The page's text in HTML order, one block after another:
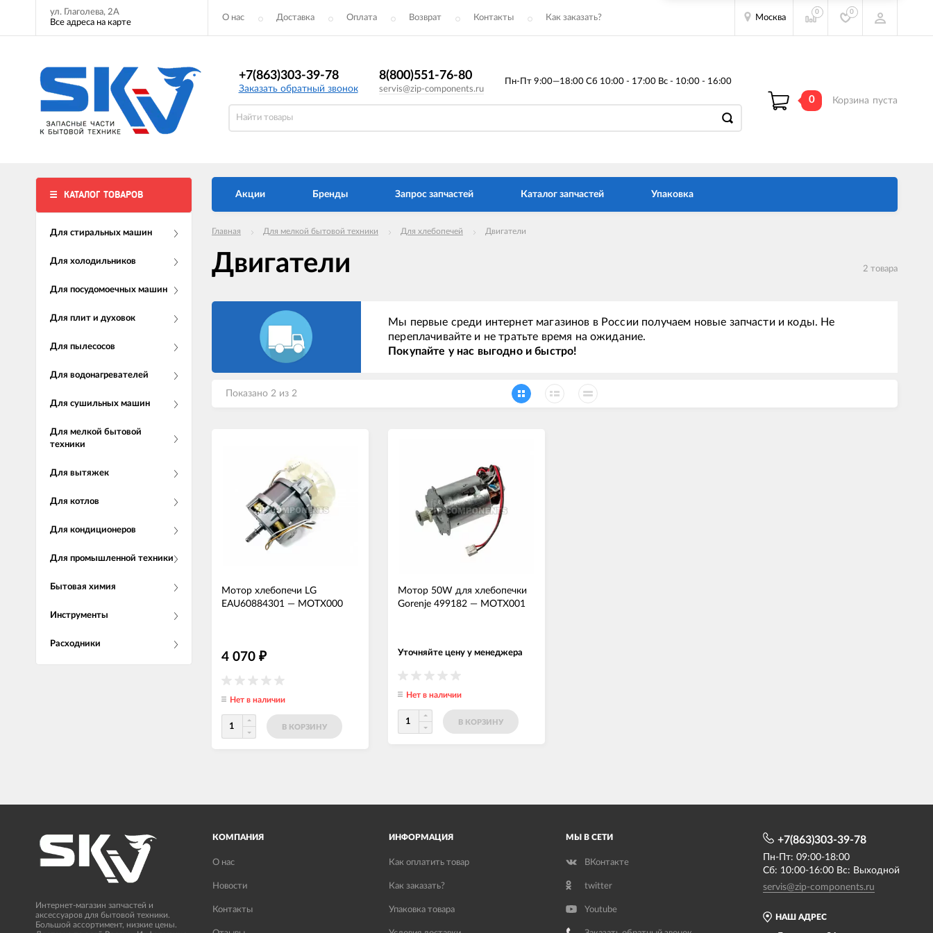
ул. Глаголева, 2А
Все адреса на карте
О нас Доставка Оплата Возврат Контакты Как заказать? Москва
0 0
+7(863)303-39-78
Заказать обратный звонок
8(800)551-76-80
servis@zip-components.ru
Пн-Пт 9:00—18:00 Сб 10:00 - 17:00 Вс - 10:00 - 16:00
0 Корзина пуста
КАТАЛОГ ТОВАРОВ
Для стиральных машин
Для холодильников
Для посудомоечных машин
Для плит и духовок
Для пылесосов
Для водонагревателей
Для сушильных машин
Для мелкой бытовой
техники
Для вытяжек
Для котлов
Для кондиционеров
Для промышленной техники
Бытовая химия
Инструменты
Расходники
Акции Бренды Запрос запчастей Каталог запчастей Упаковка
Главная Для мелкой бытовой техники Для хлебопечей Двигатели
Двигатели 2 товара
Мы первые среди интернет магазинов в России получаем новые запчасти и коды. Не
переплачивайте и не тратьте время на ожидание.
Покупайте у нас выгодно и быстро!
Показано 2 из 2
Мотор хлебопечи LG
EAU60884301
— МОТХ000
4 070 ₽
Нет в наличии
В КОРЗИНУ
Мотор 50W для хлебопечки
Gorenje 499182 — МОТХ001
Уточняйте цену у менеджера
Нет в наличии
В КОРЗИНУ
Интернет-магазин запчастей и
аксессуаров для бытовой техники.
Большой ассортимент, низкие цены.
КОМПАНИЯ
О нас
Новости
Контакты
ИНФОРМАЦИЯ
Как оплатить товар
Как заказать?
Упаковка товара
МЫ В СЕТИ
ВКонтакте
twitter
Youtube
НАШ АДРЕС
+7(863)303-39-78
Пн-Пт: 09:00-18:00
Сб: 10:00-16:00 Вс: Выходной
servis@zip-components.ru